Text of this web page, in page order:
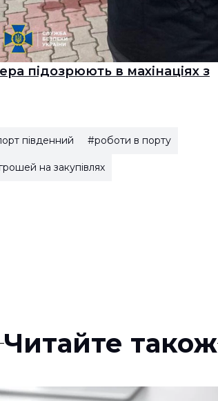
підозрюють в махінаціях з
південний #роботи в порту
на закупівлях
Читайте також